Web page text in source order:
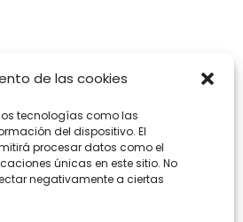
de las cookies
tecnologías como las
del dispositivo. El
procesar datos como el
únicas en este sitio. No
negativamente a ciertas